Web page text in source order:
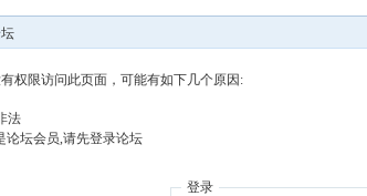
权限访问此页面，可能有如下几个原因:
法
论坛会员,请先登录论坛
登录